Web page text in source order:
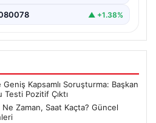
▲ +1.38%
Kapsamlı Soruşturma: Başkan
Testi Pozitif Çıktı
Ne Zaman, Saat Kaçta? Güncel